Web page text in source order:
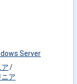
Server
ア